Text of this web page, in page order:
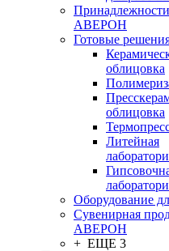
Принадлежности
АВЕРОН
Готовые
облицовка
облицовка
Литейная
Оборудование
Сувенирная
АВЕРОН
+ ЕЩЕ 3